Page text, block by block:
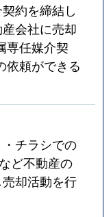
約を締結し
会社に売却
専任媒介契
依頼ができる
チラシでの
ど不動産の
却活動を行